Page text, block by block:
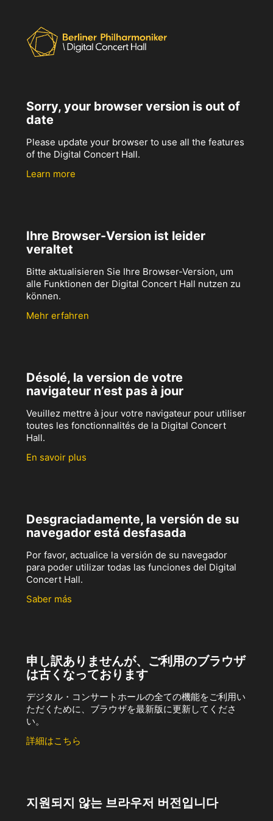
Sorry, your browser version is out of
date
Please update your browser to use all the features
of the Digital Concert Hall.
Learn more
Ihre Browser-Version ist leider
veraltet
Bitte aktualisieren Sie Ihre Browser-Version, um
alle Funktionen der Digital Concert Hall nutzen zu
können.
Mehr erfahren
Désolé, la version de votre
navigateur n’est pas à jour
Veuillez mettre à jour votre navigateur pour utiliser
toutes les fonctionnalités de la Digital Concert
Hall.
En savoir plus
Desgraciadamente, la versión de su
navegador está desfasada
Por favor, actualice la versión de su navegador
para poder utilizar todas las funciones del Digital
Concert Hall.
Saber más
申し訳ありませんが、ご利用のブラウザ
は古くなっております
デジタル・コンサートホールの全ての機能をご利用い
ただくために、ブラウザを最新版に更新してくださ
い。
詳細はこちら
지원되지 않는 브라우저 버전입니다